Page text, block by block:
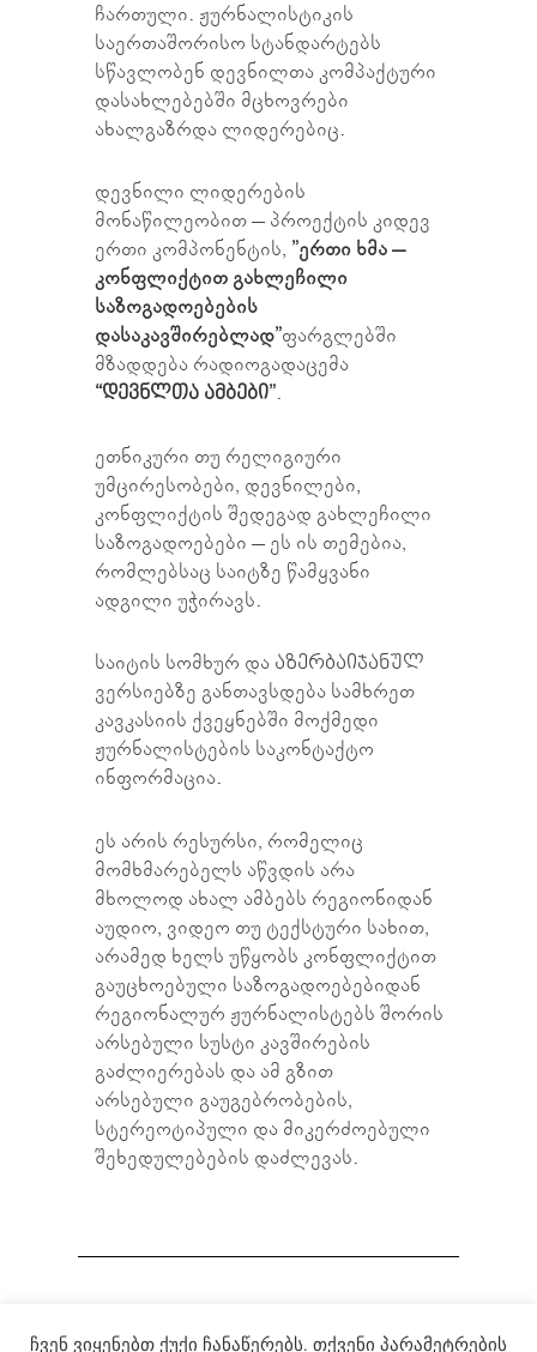
ჩართული. ჟურნალისტიკის
საერთაშორისო სტანდარტებს
სწავლობენ დევნილთა კომპაქტური
დასახლებებში მცხოვრები
ახალგაზრდა ლიდერებიც.
დევნილი ლიდერების
მონაწილეობით – პროექტის კიდევ
ერთი კომპონენტის, ”ერთი ხმა –
კონფლიქტით გახლეჩილი
საზოგადოებების
დასაკავშირებლად”ფარგლებში
მზადდება რადიოგადაცემა
“დევნლთა ამბები”.
ეთნიკური თუ რელიგიური
უმცირესობები, დევნილები,
კონფლიქტის შედეგად გახლეჩილი
საზოგადოებები – ეს ის თემებია,
რომლებსაც საიტზე წამყვანი
ადგილი უჭირავს.
საიტის სომხურ და აზერბაიჯანულ
ვერსიებზე განთავსდება სამხრეთ
კავკასიის ქვეყნებში მოქმედი
ჟურნალისტების საკონტაქტო
ინფორმაცია.
ეს არის რესურსი, რომელიც
მომხმარებელს აწვდის არა
მხოლოდ ახალ ამბებს რეგიონიდან
აუდიო, ვიდეო თუ ტექსტური სახით,
არამედ ხელს უწყობს კონფლიქტით
გაუცხოებული საზოგადოებებიდან
რეგიონალურ ჟურნალისტებს შორის
არსებული სუსტი კავშირების
გაძლიერებას და ამ გზით
არსებული გაუგებრობების,
სტერეოტიპული და მიკერძოებული
შეხედულებების დაძლევას.
ჩვენ ვიყენებთ ქუქი ჩანაწერებს. თქვენი პარამეტრების